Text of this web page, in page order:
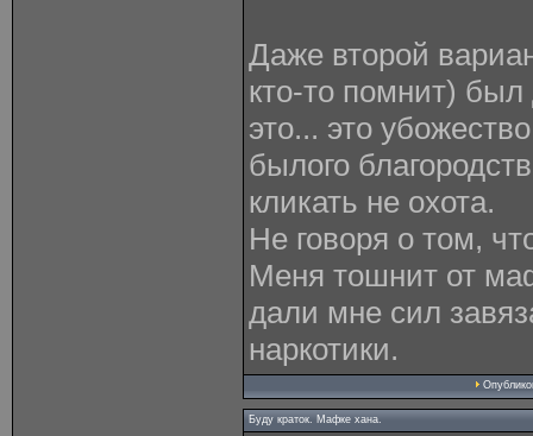
Даже второй
кто-то помнит)
это... это
былого
кликать не охота.
Не говоря о том,
Меня тошнит от
дали мне сил
наркотики.
Буду краток. Мафке хана.